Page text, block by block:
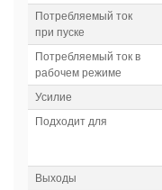
Потребляемый ток
при пуске
Потребляемый ток в
рабочем режиме
Усилие
Подходит для
Выходы